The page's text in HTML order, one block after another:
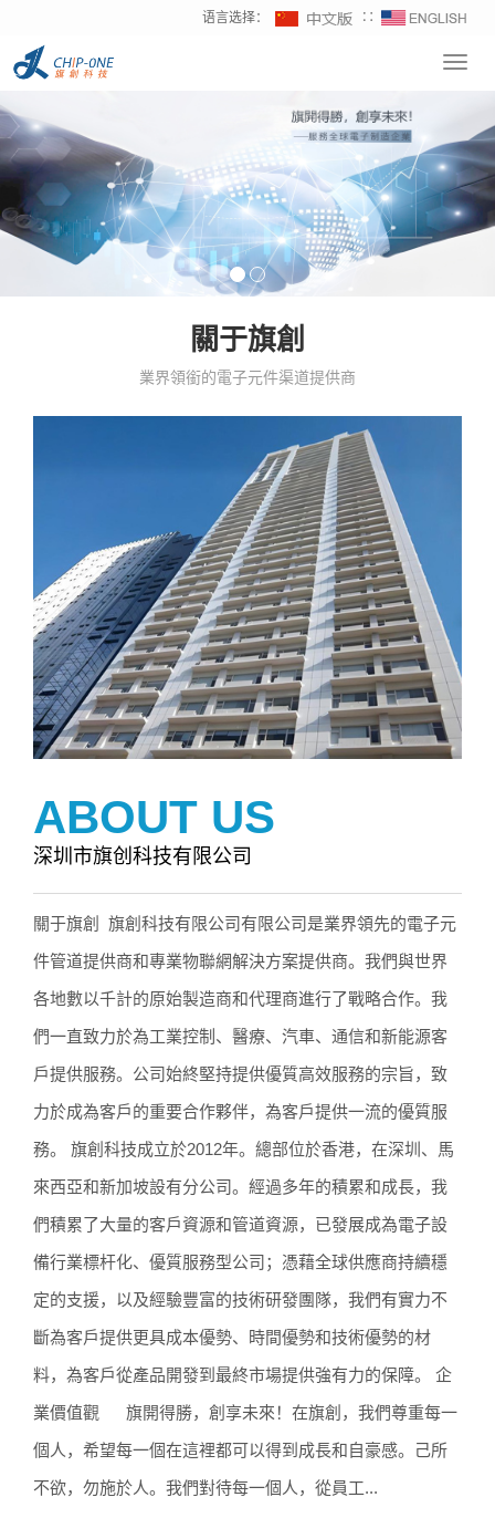
语言选择： ∷
關于旗創
業界領銜的電子元件渠道提供商
ABOUT US
深圳市旗创科技有限公司
關于旗創 旗創科技有限公司有限公司是業界領先的電子元
件管道提供商和專業物聯網解決方案提供商。我們與世界
各地數以千計的原始製造商和代理商進行了戰略合作。我
們一直致力於為工業控制、醫療、汽車、通信和新能源客
戶提供服務。公司始終堅持提供優質高效服務的宗旨，致
力於成為客戶的重要合作夥伴，為客戶提供一流的優質服
務。 旗創科技成立於2012年。總部位於香港，在深圳、馬
來西亞和新加坡設有分公司。經過多年的積累和成長，我
們積累了大量的客戶資源和管道資源，已發展成為電子設
備行業標杆化、優質服務型公司；憑藉全球供應商持續穩
定的支援，以及經驗豐富的技術研發團隊，我們有實力不
斷為客戶提供更具成本優勢、時間優勢和技術優勢的材
料，為客戶從產品開發到最終市場提供強有力的保障。 企
業價值觀 旗開得勝，創享未來！在旗創，我們尊重每一
個人，希望每一個在這裡都可以得到成長和自豪感。己所
不欲，勿施於人。我們對待每一個人，從員工...